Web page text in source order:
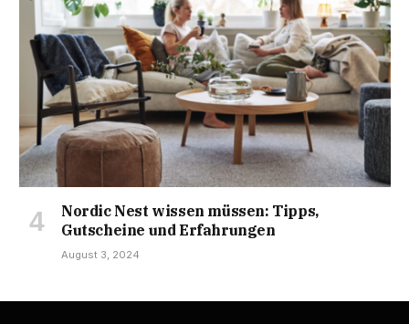
Nordic Nest wissen müssen: Tipps,
Gutscheine und Erfahrungen
August 3, 2024